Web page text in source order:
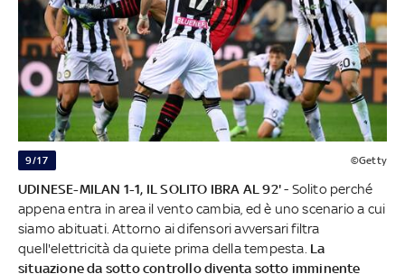
9/17 ©Getty
UDINESE-MILAN 1-1, IL SOLITO IBRA AL 92'- Solito perché
appena entra in area il vento cambia, ed è uno scenario a cui
siamo abituati. Attorno ai difensori avversari filtra
quell'elettricità da quiete prima della tempesta. La
situazione da sotto controllo diventa sotto imminente